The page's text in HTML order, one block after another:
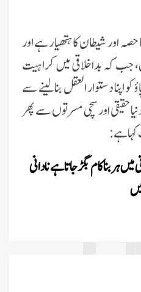
اور شىطان کا ہتھىار ہے اور
کہ بداخلاقى مىں کراہىت
دستوار العقل بنالىنے سے
حقىقى اور سچى مسرتوں سے پھر
ہے:
ہر بنا کام بگڑ جاتا ہے نادانى